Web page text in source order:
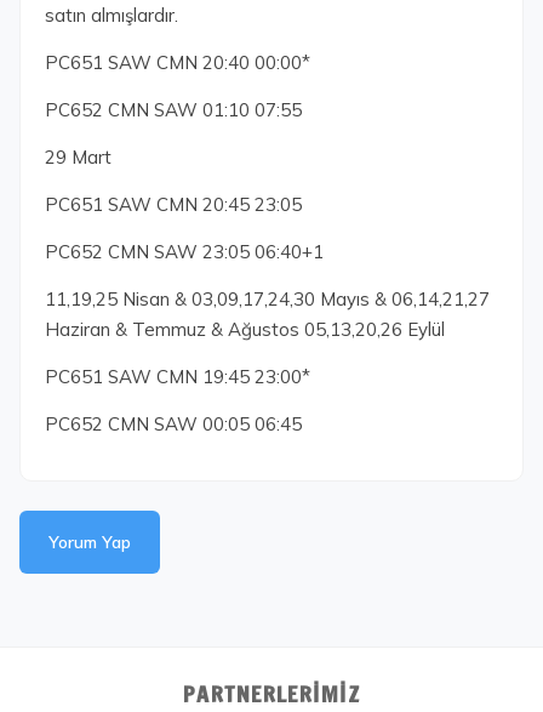
satın almışlardır.
PC651 SAW CMN 20:40 00:00*
PC652 CMN SAW 01:10 07:55
29 Mart
PC651 SAW CMN 20:45 23:05
PC652 CMN SAW 23:05 06:40+1
11,19,25 Nisan & 03,09,17,24,30 Mayıs & 06,14,21,27
Haziran & Temmuz & Ağustos 05,13,20,26 Eylül
PC651 SAW CMN 19:45 23:00*
PC652 CMN SAW 00:05 06:45
Yorum Yap
PARTNERLERIMIZ